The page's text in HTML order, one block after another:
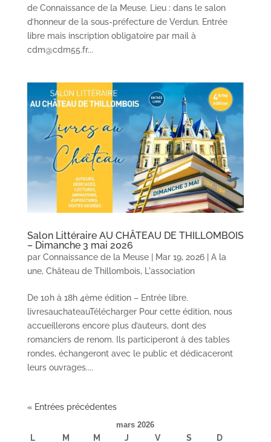
de Connaissance de la Meuse. Lieu : dans le salon
d’honneur de la sous-préfecture de Verdun. Entrée
libre mais inscription obligatoire par mail à
cdm@cdm55.fr...
Salon Littéraire AU CHÂTEAU DE THILLOMBOIS
– Dimanche 3 mai 2026
par Connaissance de la Meuse| Mar 19, 2026| A la
une, Château de Thillombois, L'association
De 10h à 18h 4ème édition – Entrée libre.
livresauchateauTélécharger Pour cette édition, nous
accueillerons encore plus d’auteurs, dont des
romanciers de renom. Ils participeront à des tables
rondes, échangeront avec le public et dédicaceront
leurs ouvrages....
« Entrées précédentes
mars 2026
L M M J V S D